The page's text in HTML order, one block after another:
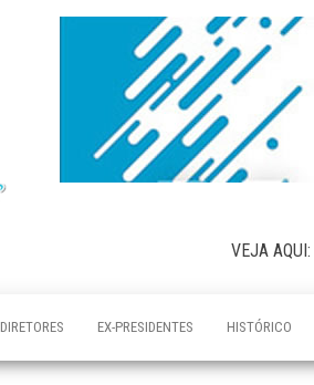
VEJA AQUI:
DIRETORES EX-PRESIDENTES HISTÓRICO